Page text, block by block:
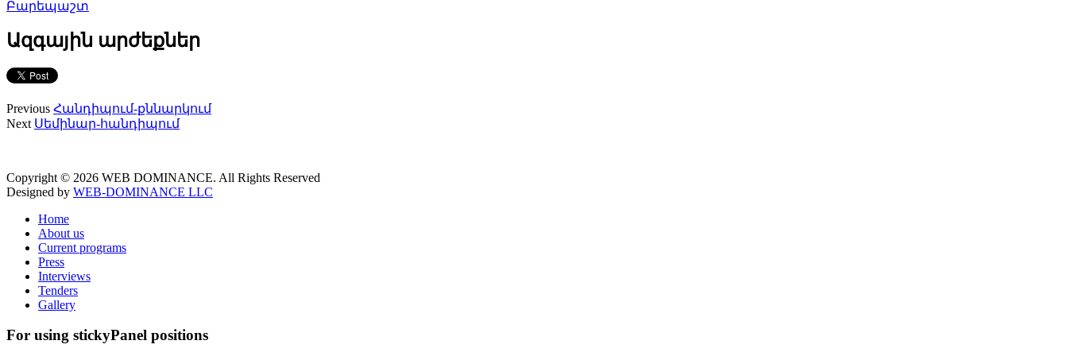
Բարեպաշտ
Ազգային արժեքներ
Previous Հանդիպում-քննարկում
Next Սեմինար-հանդիպում
Copyright © 2026 WEB DOMINANCE. All Rights Reserved
Designed by WEB-DOMINANCE LLC
Home
About us
Current programs
Press
Interviews
Tenders
Gallery
For using stickyPanel positions